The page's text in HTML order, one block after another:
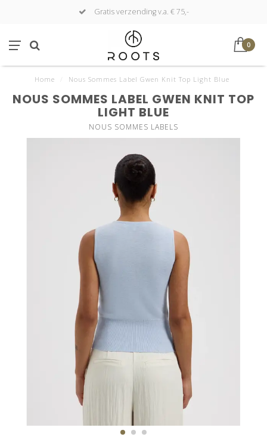
Gratis verzending v.a. € 75,-
0
Home Nous Sommes Label Gwen Knit Top Light Blue
NOUS SOMMES LABEL GWEN KNIT TOP
LIGHT BLUE
NOUS SOMMES LABELS